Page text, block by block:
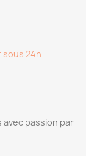
24h
passion par